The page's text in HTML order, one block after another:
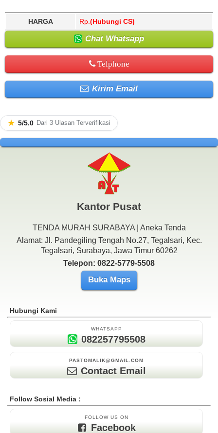
HARGA Rp. (Hubungi CS)
Chat Whatsapp
Telphone
Kirim Email
★ 5/5.0 Dari 3 Ulasan Terverifikasi
Kantor Pusat
TENDA MURAH SURABAYA | Aneka Tenda
Alamat: Jl. Pandegiling Tengah No.27, Tegalsari, Kec.
Tegalsari, Surabaya, Jawa Timur 60262
Telepon: 0822-5779-5508
Buka Maps
Hubungi Kami
WHATSAPP
082257795508
PASTOMALIK@GMAIL.COM
Contact Email
Follow Sosial Media :
FOLLOW US ON
Facebook